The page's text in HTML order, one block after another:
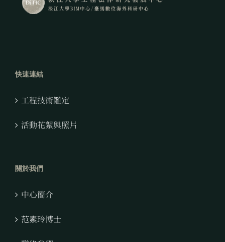
快速連結
工程技術鑑定
活動花絮與照片
關於我們
中心簡介
范素玲博士